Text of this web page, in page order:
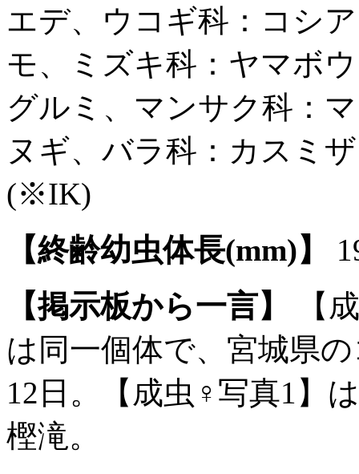
エデ、ウコギ科：コシ
モ、ミズキ科：ヤマボ
グルミ、マンサク科：
ヌギ、バラ科：カスミ
(※IK)
【終齢幼虫体長(mm)】
【掲示板から一言】
【
は同一個体で、宮城県
12日。【成虫♀写真1】
樫滝。